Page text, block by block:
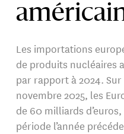
Les importations
de produits nucléaires
par rapport à 2024.
novembre 2025, les
de 60 milliards
période l’année